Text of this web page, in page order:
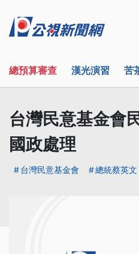
總預算審查 漢光演習 苦
台灣民意基金會
國政處理
台灣民意基金會 總統蔡英文